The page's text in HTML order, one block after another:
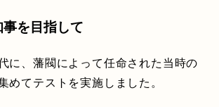
を目指して
に、藩閥によって任命された当時の
めてテストを実施しました。